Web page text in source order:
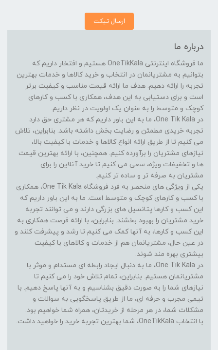
ارسال تیکت
درباره ما
ما فروشگاه اینترنتی OneTikKala هستیم و افتخار داریم که
بتوانیم به مشتریانمان در انتخاب و خرید کالاها و خدمات بهترین
تجربه را ارائه دهیم. هدف ما ارائه قیمت مناسب و کیفیت برتر
است و برای دستیابی به این هدف، همکاری با کسب و کارهای
کوچک و متوسط را به عنوان یک اولویت در نظر داریم.
در One Tik Kala، ما به این باور داریم که هر مشتری حق دارد
تجربه خریدی مطمئن و رضایت بخش داشته باشد. بنابراین، تلاش
می کنیم تا از طریق ارائه انواع کالاها و خدمات با کیفیت بالا،
نیازهای مشتریان را برآورده کنیم. همچنین، با ارائه بهترین قیمت
ها و تخفیفات ویژه، سعی می کنیم تا خرید آنلاین را برای
مشتریان به صرفه تر و ساده تر کنیم.
یکی از ویژگی های منحصر به فرد فروشگاه One Tik Kala، همکاری
با کسب و کارهای کوچک و متوسط است. ما به این باور داریم که
این کسب و کارها پتانسیل های بزرگی دارند و می توانند تجربه
خرید مشتریان را بهبود بخشند. بنابراین، با ارائه فرصت همکاری به
این کسب و کارها، به آنها کمک می کنیم تا رشد و پیشرفت کنند و
در عین حال، مشتریانمان هم از خدمات و کالاهای با کیفیت
بیشتری بهره مند شوند.
در One Tik Kala، ما به دنبال ایجاد رابطه ای مستدام و موثر با
مشتریانمان هستیم. بنابراین، تمام تلاش خود را می کنیم تا
نیازهای شما را به صورت دقیق بشناسیم و به آنها پاسخ دهیم. با
تیمی مجرب و حرفه ای، ما از طریق پاسخگویی به سوالات و
مشکلات شما، در هر مرحله از خریدتان، همراه شما خواهیم بود.
با انتخاب OneTikKala، شما بهترین تجربه خرید را خواهید داشت.